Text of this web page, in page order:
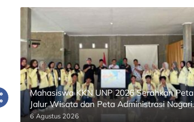
Mahasiswa KKN UNP 2026 Serahkan Peta
Jalur Wisata dan Peta Administrasi Nagari
Paninggahan
6 Agustus 2026